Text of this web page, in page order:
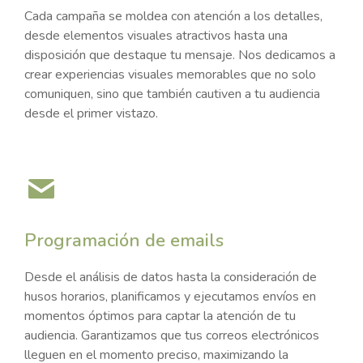
Cada campaña se moldea con atención a los detalles,
desde elementos visuales atractivos hasta una
disposición que destaque tu mensaje. Nos dedicamos a
crear experiencias visuales memorables que no solo
comuniquen, sino que también cautiven a tu audiencia
desde el primer vistazo.
Programación de emails
Desde el análisis de datos hasta la consideración de
husos horarios, planificamos y ejecutamos envíos en
momentos óptimos para captar la atención de tu
audiencia. Garantizamos que tus correos electrónicos
lleguen en el momento preciso, maximizando la